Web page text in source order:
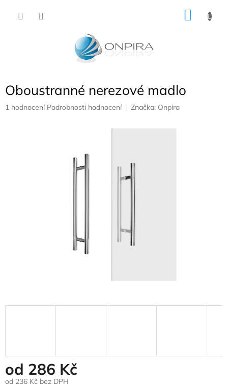
Oboustranné nerezové madlo
Průměrné
1 hodnocení Podrobnosti hodnocení Značka: Onpira
od 286 Kč
od 236 Kč bez DPH